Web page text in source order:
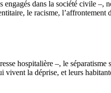
dans la société civile –,
le racisme, l’affrontement
hospitalière –, le séparatisme
la déprise, et leurs